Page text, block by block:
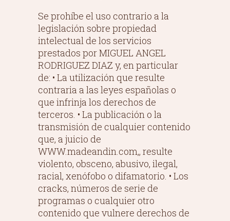
Se prohíbe el uso contrario a la
legislación sobre propiedad
intelectual de los servicios
prestados por MIGUEL ANGEL
RODRIGUEZ DIAZ y, en particular
de: • La utilización que resulte
contraria a las leyes españolas o
que infrinja los derechos de
terceros. • La publicación o la
transmisión de cualquier contenido
que, a juicio de
WWW.madeandin.com,, resulte
violento, obsceno, abusivo, ilegal,
racial, xenófobo o difamatorio. • Los
cracks, números de serie de
programas o cualquier otro
contenido que vulnere derechos de